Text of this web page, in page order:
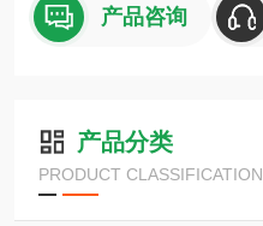
产品咨询
产品分类
PRODUCT CLASSIFICATION